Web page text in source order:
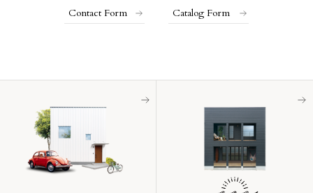
Contact Form Catalog Form